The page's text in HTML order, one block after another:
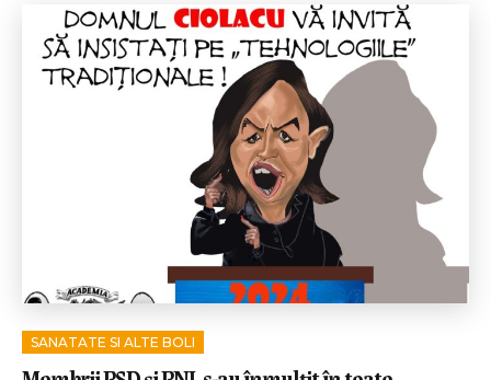
SANATATE SI ALTE BOLI